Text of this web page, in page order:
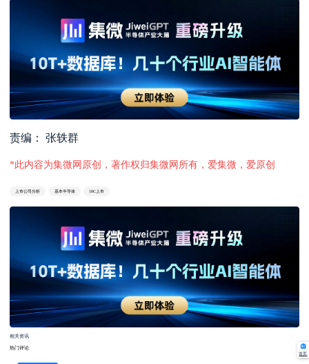
责编： 张轶群
*此内容为集微网原创，著作权归集微网所有，爱集微，爱原创
上市公司分析 基本半导体 18C上市
相关资讯
热门评论
首页